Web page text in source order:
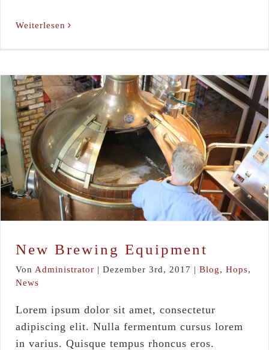
Weiterlesen
New Brewing Equipment
Blog Hops News
New Brewing Equipment
Von Administrator | Dezember 3rd, 2017 | Blog, Hops,
News
Lorem ipsum dolor sit amet, consectetur
adipiscing elit. Nulla fermentum cursus lorem
in varius. Quisque tempus rhoncus eros.